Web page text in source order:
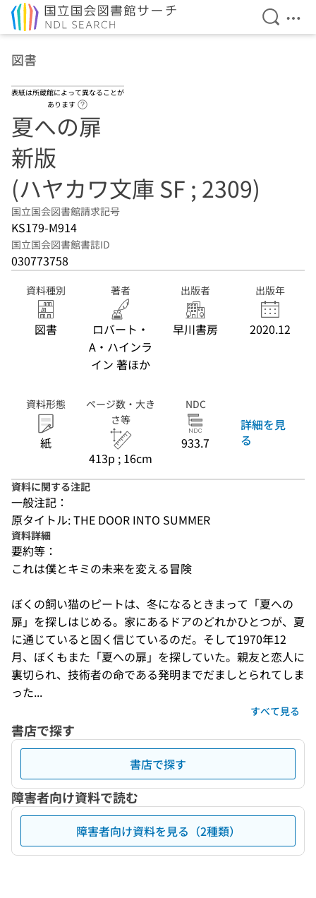
検索を
メ
図書
表紙は所蔵館によって異なることが
あります
夏への扉
新版
(ハヤカワ文庫 SF ; 2309)
国立国会図書館請求記号
KS179-M914
国立国会図書館書誌ID
030773758
資料種別
図書
著者
ロバート・
A・ハインラ
イン 著ほか
出版者
早川書房
出版年
2020.12
資料形態
紙
ページ数・大き
さ等
413p ; 16cm
NDC
933.7
詳細を見
る
資料に関する注記
一般注記：
原タイトル: THE DOOR INTO SUMMER
資料詳細
要約等：
これは僕とキミの未来を変える冒険
ぼくの飼い猫のピートは、冬になるときまって「夏への
扉」を探しはじめる。家にあるドアのどれかひとつが、夏
に通じていると固く信じているのだ。そして1970年12
月、ぼくもまた「夏への扉」を探していた。親友と恋人に
裏切られ、技術者の命である発明までだましとられてしま
った...
すべて見る
書店で探す
書店で探す
障害者向け資料で読む
障害者向け資料を見る（2種類）